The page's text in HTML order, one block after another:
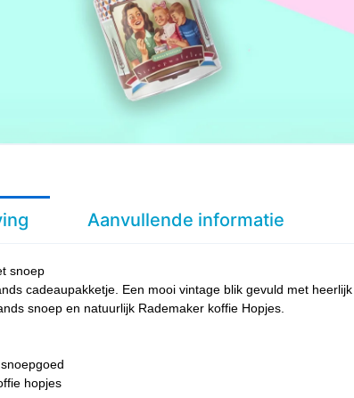
Aanvullende informatie
snoep
cadeaupakketje. Een mooi vintage blik gevuld met heerlijk
snoep en natuurlijk Rademaker koffie Hopjes.
hopjes